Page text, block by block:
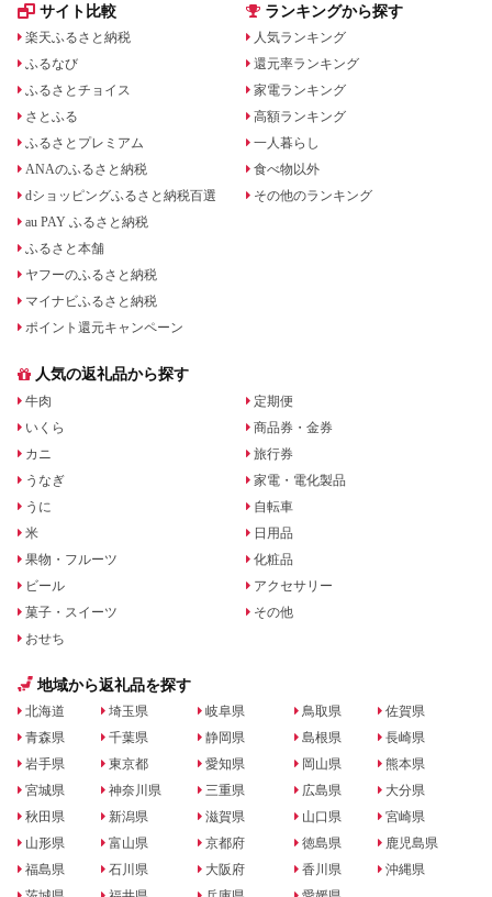
サイト比較
楽天ふるさと納税
ふるなび
ふるさとチョイス
さとふる
ふるさとプレミアム
ANAのふるさと納税
dショッピングふるさと納税百選
au PAY ふるさと納税
ふるさと本舗
ヤフーのふるさと納税
マイナビふるさと納税
ポイント還元キャンペーン
ランキングから探す
人気ランキング
還元率ランキング
家電ランキング
高額ランキング
一人暮らし
食べ物以外
その他のランキング
人気の返礼品から探す
牛肉
いくら
カニ
うなぎ
うに
米
果物・フルーツ
ビール
菓子・スイーツ
おせち
定期便
商品券・金券
旅行券
家電・電化製品
自転車
日用品
化粧品
アクセサリー
その他
地域から返礼品を探す
北海道
青森県
岩手県
宮城県
秋田県
山形県
福島県
埼玉県
千葉県
東京都
神奈川県
新潟県
富山県
石川県
岐阜県
静岡県
愛知県
三重県
滋賀県
京都府
大阪府
鳥取県
島根県
岡山県
広島県
山口県
徳島県
香川県
佐賀県
長崎県
熊本県
大分県
宮崎県
鹿児島県
沖縄県